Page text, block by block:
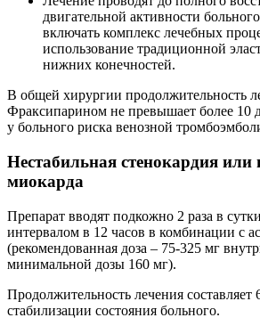
двигательной активности
включать комплекс лечебных
использование традиционной
нижних конечностей.
В общей хирургии продолжительность
Фраксипарином не превышает более 10
у больного риска венозной
Нестабильная стенокардия или
миокарда
Препарат вводят подкожно 2 раза в
интервалом в 12 часов в комбинации с
(рекомендованная доза – 75-325 мг
минимальной дозы 160 мг).
Продолжительность лечения составляет
стабилизации состояния больного.